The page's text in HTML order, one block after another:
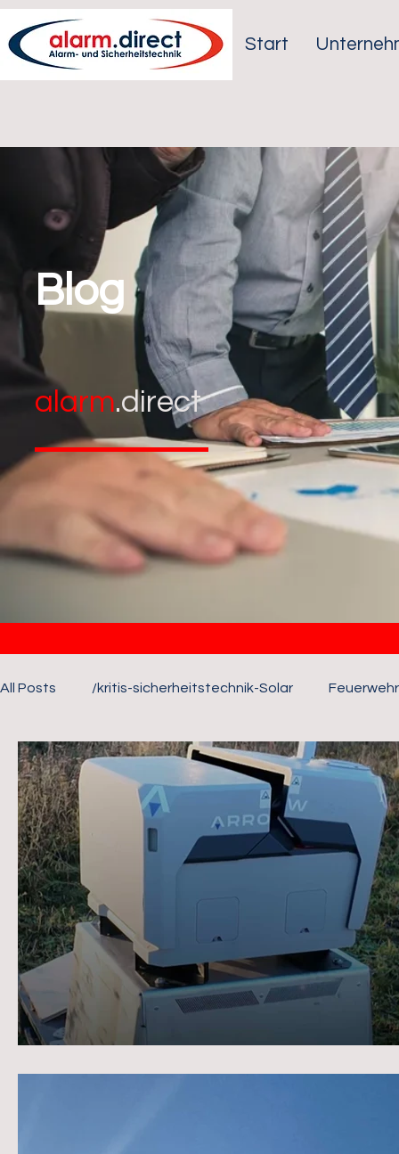
Start
Blog
alarm.direct
All Posts /kritis-sicherheitstechnik-Solar Feuerwehr